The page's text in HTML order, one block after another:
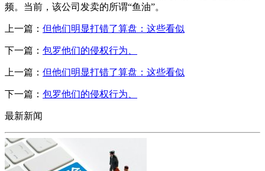
频。当前，该公司发卖的所谓“鱼油”。
上一篇： 但他们明显打错了算盘：这些看似
下一篇： 包罗他们的侵权行为、
上一篇： 但他们明显打错了算盘：这些看似
下一篇： 包罗他们的侵权行为、
最新新闻